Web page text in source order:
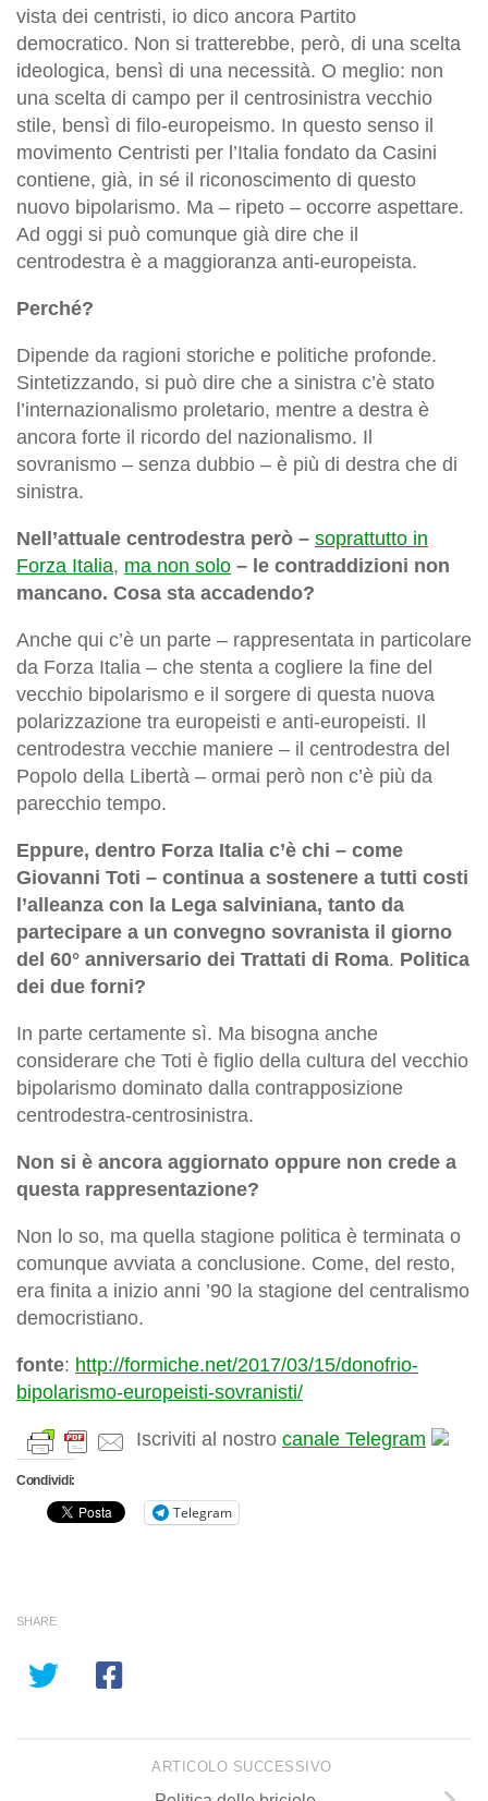
vista dei centristi, io dico ancora Partito
democratico. Non si tratterebbe, però, di una scelta
ideologica, bensì di una necessità. O meglio: non
una scelta di campo per il centrosinistra vecchio
stile, bensì di filo-europeismo. In questo senso il
movimento Centristi per l’Italia fondato da Casini
contiene, già, in sé il riconoscimento di questo
nuovo bipolarismo. Ma – ripeto – occorre aspettare.
Ad oggi si può comunque già dire che il
centrodestra è a maggioranza anti-europeista.
Perché?
Dipende da ragioni storiche e politiche profonde.
Sintetizzando, si può dire che a sinistra c’è stato
l’internazionalismo proletario, mentre a destra è
ancora forte il ricordo del nazionalismo. Il
sovranismo – senza dubbio – è più di destra che di
sinistra.
Nell’attuale centrodestra però – soprattutto in
Forza Italia, ma non solo – le contraddizioni non
mancano. Cosa sta accadendo?
Anche qui c’è un parte – rappresentata in particolare
da Forza Italia – che stenta a cogliere la fine del
vecchio bipolarismo e il sorgere di questa nuova
polarizzazione tra europeisti e anti-europeisti. Il
centrodestra vecchie maniere – il centrodestra del
Popolo della Libertà – ormai però non c’è più da
parecchio tempo.
Eppure, dentro Forza Italia c’è chi – come
Giovanni Toti – continua a sostenere a tutti costi
l’alleanza con la Lega salviniana, tanto da
partecipare a un convegno sovranista il giorno
del 60° anniversario dei Trattati di Roma. Politica
dei due forni?
In parte certamente sì. Ma bisogna anche
considerare che Toti è figlio della cultura del vecchio
bipolarismo dominato dalla contrapposizione
centrodestra-centrosinistra.
Non si è ancora aggiornato oppure non crede a
questa rappresentazione?
Non lo so, ma quella stagione politica è terminata o
comunque avviata a conclusione. Come, del resto,
era finita a inizio anni ’90 la stagione del centralismo
democristiano.
fonte: http://formiche.net/2017/03/15/donofrio-
bipolarismo-europeisti-sovranisti/
Iscriviti al nostro canale Telegram
Condividi:
Telegram
SHARE
ARTICOLO SUCCESSIVO